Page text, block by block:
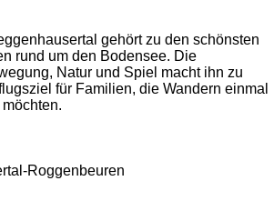
gehört zu den schönsten
rund um den Bodensee. Die
Natur und Spiel macht ihn zu
für Familien, die Wandern einmal
Roggenbeuren